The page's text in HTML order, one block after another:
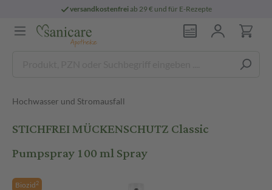
versandkostenfreiab 29 € und für E-Rezepte
Hochwasser und Stromausfall
STICHFREI MÜCKENSCHUTZ Classic
Pumpspray 100 ml Spray
Biozid2